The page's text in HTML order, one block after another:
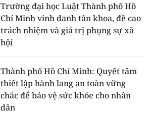
Trường đại học Luật Thành phố Hồ
Chí Minh vinh danh tân khoa, đề cao
trách nhiệm và giá trị phụng sự xã
hội
Thành phố Hồ Chí Minh: Quyết tâm
thiết lập hành lang an toàn vững
chắc để bảo vệ sức khỏe cho nhân
dân